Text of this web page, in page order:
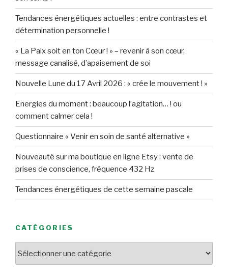
Tendances énergétiques actuelles : entre contrastes et
détermination personnelle !
« La Paix soit en ton Cœur ! » – revenir à son cœur,
message canalisé, d’apaisement de soi
Nouvelle Lune du 17 Avril 2026 : « crée le mouvement ! »
Energies du moment : beaucoup l’agitation… ! ou
comment calmer cela !
Questionnaire « Venir en soin de santé alternative »
Nouveauté sur ma boutique en ligne Etsy : vente de
prises de conscience, fréquence 432 Hz
Tendances énergétiques de cette semaine pascale
CATÉGORIES